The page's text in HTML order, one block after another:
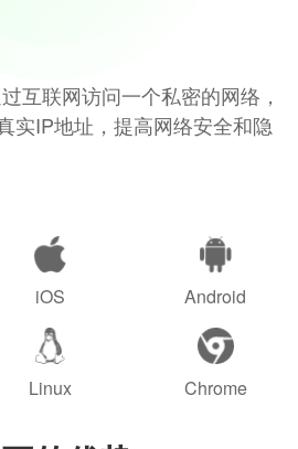
互联网访问一个私密的网络，
实IP地址，提高网络安全和隐
iOS Android
Linux Chrome